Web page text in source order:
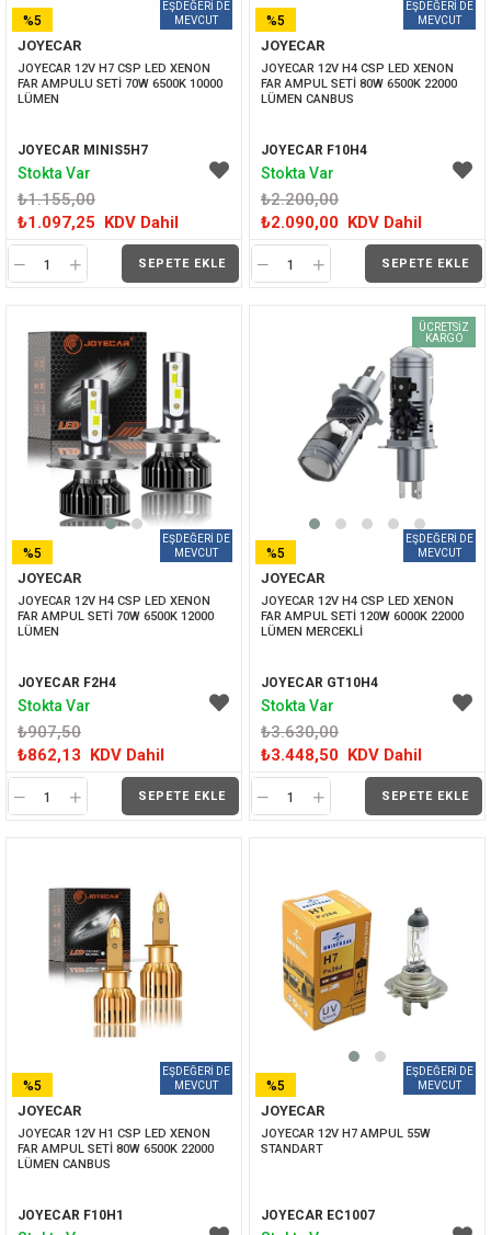
JOYECAR
JOYECAR 12V H7 CSP LED XENON
FAR AMPULU SETİ 70W 6500K 10000
LÜMEN
JOYECAR MINIS5H7
₺1.155,00
₺1.097,25 KDV Dahil
SEPETE EKLE
%5
İNDIRIM
Stokta Var
JOYECAR
JOYECAR 12V H4 CSP LED XENON
FAR AMPUL SETİ 80W 6500K 22000
LÜMEN CANBUS
JOYECAR F10H4
₺2.200,00
₺2.090,00 KDV Dahil
SEPETE EKLE
%5
İNDIRIM
Stokta Var
JOYECAR
JOYECAR 12V H4 CSP LED XENON
FAR AMPUL SETİ 70W 6500K 12000
LÜMEN
JOYECAR F2H4
₺907,50
₺862,13 KDV Dahil
SEPETE EKLE
%5
İNDIRIM
Stokta Var
JOYECAR
JOYECAR 12V H4 CSP LED XENON
FAR AMPUL SETİ 120W 6000K 22000
LÜMEN MERCEKLİ
JOYECAR GT10H4
₺3.630,00
₺3.448,50 KDV Dahil
SEPETE EKLE
%5
İNDIRIM
ÜCRETSIZ
KARGO
Stokta Var
JOYECAR
JOYECAR 12V H1 CSP LED XENON
FAR AMPUL SETİ 80W 6500K 22000
LÜMEN CANBUS
JOYECAR F10H1
%5
İNDIRIM
JOYECAR
JOYECAR 12V H7 AMPUL 55W
STANDART
JOYECAR EC1007
%5
İNDIRIM